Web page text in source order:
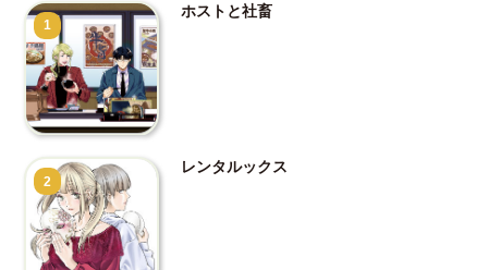
1
ホストと社畜
2
レンタルックス